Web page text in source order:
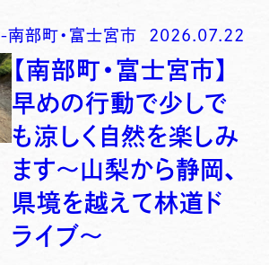
-南部町・富士宮市 2026.07.22
【南部町・富士宮市】
早めの行動で少しで
も涼しく自然を楽しみ
ます〜山梨から静岡、
県境を越えて林道ド
ライブ〜